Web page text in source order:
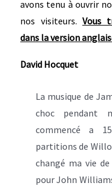
avons tenu à ouvrir
nos visiteurs. Vous
dans la version
David Hocquet
La musique de
choc pendant
commencé a
partitions de
changé ma vie
pour John